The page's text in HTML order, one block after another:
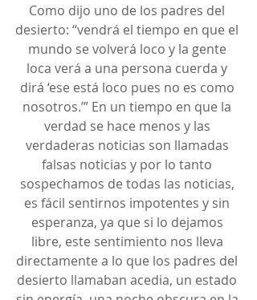
Como dijo uno de los padres del
desierto: “vendrá el tiempo en que el
mundo se volverá loco y la gente
loca verá a una persona cuerda y
dirá ‘ese está loco pues no es como
nosotros.’” En un tiempo en que la
verdad se hace menos y las
verdaderas noticias son llamadas
falsas noticias y por lo tanto
sospechamos de todas las noticias,
es fácil sentirnos impotentes y sin
esperanza, ya que si lo dejamos
libre, este sentimiento nos lleva
directamente a lo que los padres del
desierto llamaban acedia, un estado